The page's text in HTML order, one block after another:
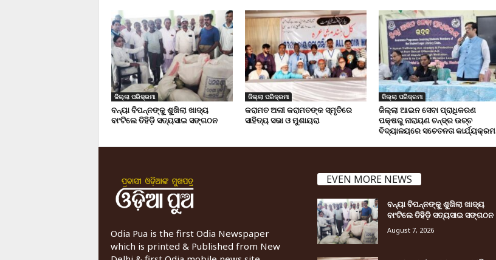
ଜିଲ୍ଲା ପରିକ୍ରମା
ବନ୍ୟା ବିପନ୍ନଙ୍କୁ ଶୁଖିଲା ଖାଦ୍ୟ
ବାଂଟିଲେ ତିହିଡି଼ ସତ୍ୟସାଇ ସଙ୍ଗଠନ
ଜିଲ୍ଲା ପରିକ୍ରମା
କରାମତ ଅଲୀ କରାମତଙ୍କ ସ୍ମୃତିରେ
ସାହିତ୍ୟ ସଭା ଓ ମୁଶାୟରା
ଜିଲ୍ଲା ପରିକ୍ରମା
ଜିଲ୍ଲା ଆଇନ ସେବା ପ୍ରାଧିକରଣ
ପକ୍ଷରୁ ନାରାୟଣ ଚନ୍ଦ୍ର ଉଚ୍ଚ
ବିଦ୍ୟାଳୟରେ ସଚେତନତା କାର୍ଯ୍ୟକ୍ରମ
Odia Pua is the first Odia Newspaper
which is printed & Published from New
EVEN MORE NEWS
ବନ୍ୟା ବିପନ୍ନଙ୍କୁ ଶୁଖିଲା ଖାଦ୍ୟ
ବାଂଟିଲେ ତିହିଡି଼ ସତ୍ୟସାଇ ସଙ୍ଗଠନ
August 7, 2026